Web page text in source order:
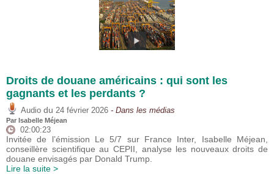
Droits de douane américains : qui sont les
gagnants et les perdants ?
Audio du 24 février 2026 - Dans les médias
Par Isabelle Méjean
02:00:23
Invitée de l’émission Le 5/7 sur France Inter, Isabelle Méjean,
conseillère scientifique au CEPII, analyse les nouveaux droits de
douane envisagés par Donald Trump.
Lire la suite >